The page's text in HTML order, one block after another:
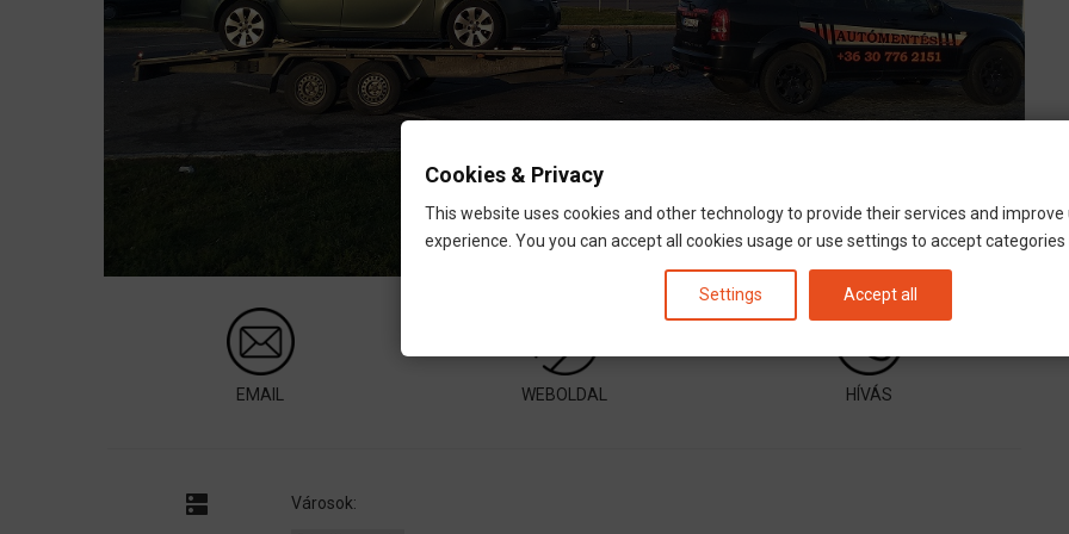
EMAIL WEBOLDAL HÍVÁS
dns Városok:
Cookies & Privacy
This website uses cookies and other technology to provide their services and improve
experience. You you can accept all cookies usage or use settings to accept categories
Settings Accept all